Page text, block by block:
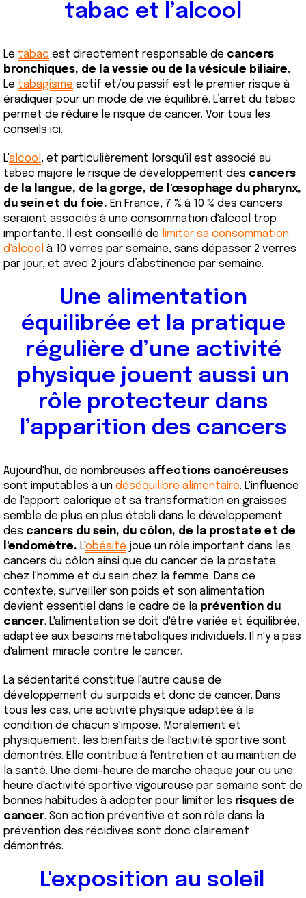
tabac et l’alcool
Le tabac est directement responsable de cancers
bronchiques, de la vessie ou de la vésicule biliaire.
Le tabagisme actif et/ou passif est le premier risque à
éradiquer pour un mode de vie équilibré. L’arrêt du tabac
permet de réduire le risque de cancer. Voir tous les
conseils ici.
L'alcool , et particulièrement lorsqu'il est associé au
tabac majore le risque de développement des cancers
de la langue, de la gorge, de l'œsophage du pharynx,
du sein et du foie. En France, 7 % à 10 % des cancers
seraient associés à une consommation d'alcool trop
importante. Il est conseillé de limiter sa consommation
d'alcool à 10 verres par semaine, sans dépasser 2 verres
par jour, et avec 2 jours d’abstinence par semaine.
Une alimentation
équilibrée et la pratique
régulière d’une activité
physique jouent aussi un
rôle protecteur dans
l’apparition des cancers
Aujourd'hui, de nombreuses affections cancéreuses
sont imputables à un déséquilibre alimentaire. L'influence
de l'apport calorique et sa transformation en graisses
semble de plus en plus établi dans le développement
des cancers du sein, du côlon, de la prostate et de
l'endomètre. L'obésité joue un rôle important dans les
cancers du côlon ainsi que du cancer de la prostate
chez l'homme et du sein chez la femme. Dans ce
contexte, surveiller son poids et son alimentation
devient essentiel dans le cadre de la prévention du
cancer. L'alimentation se doit d'être variée et équilibrée,
adaptée aux besoins métaboliques individuels. Il n'y a pas
d'aliment miracle contre le cancer.
La sédentarité constitue l'autre cause de
développement du surpoids et donc de cancer. Dans
tous les cas, une activité physique adaptée à la
condition de chacun s'impose. Moralement et
physiquement, les bienfaits de l'activité sportive sont
démontrés. Elle contribue à l'entretien et au maintien de
la santé. Une demi-heure de marche chaque jour ou une
heure d'activité sportive vigoureuse par semaine sont de
bonnes habitudes à adopter pour limiter les risques de
cancer. Son action préventive et son rôle dans la
prévention des récidives sont donc clairement
démontrés.
L'exposition au soleil